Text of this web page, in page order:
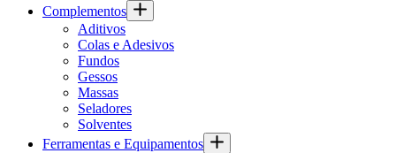
Complementos
Aditivos
Colas e Adesivos
Fundos
Gessos
Massas
Seladores
Solventes
Ferramentas e Equipamentos